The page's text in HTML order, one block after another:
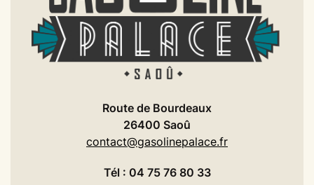
Route de Bourdeaux
26400 Saoû
contact@gasolinepalace.fr
Tél : 04 75 76 80 33